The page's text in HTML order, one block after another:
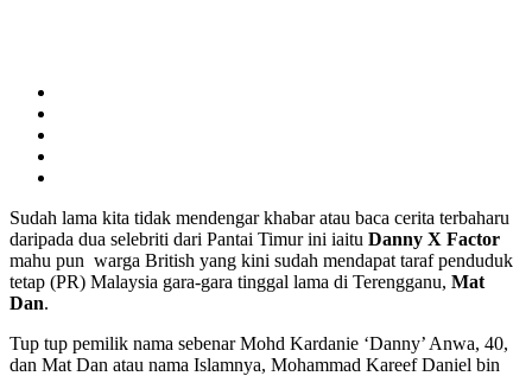
Sudah lama kita tidak mendengar khabar atau baca cerita terbaharu
daripada dua selebriti dari Pantai Timur ini iaitu Danny X Factor
mahu pun warga British yang kini sudah mendapat taraf penduduk
tetap (PR) Malaysia gara-gara tinggal lama di Terengganu, Mat
Dan.
Tup tup pemilik nama sebenar Mohd Kardanie ‘Danny’ Anwa, 40,
dan Mat Dan atau nama Islamnya, Mohammad Kareef Daniel bin